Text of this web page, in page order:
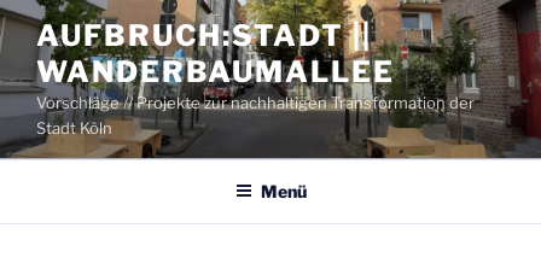
Zum
Inhalt
springen
AUFBRUCH:STADT ||
WANDERBAUMALLEE
Vorschläge // Projekte zur nachhaltigen Transformation der
Stadt Köln
Menü